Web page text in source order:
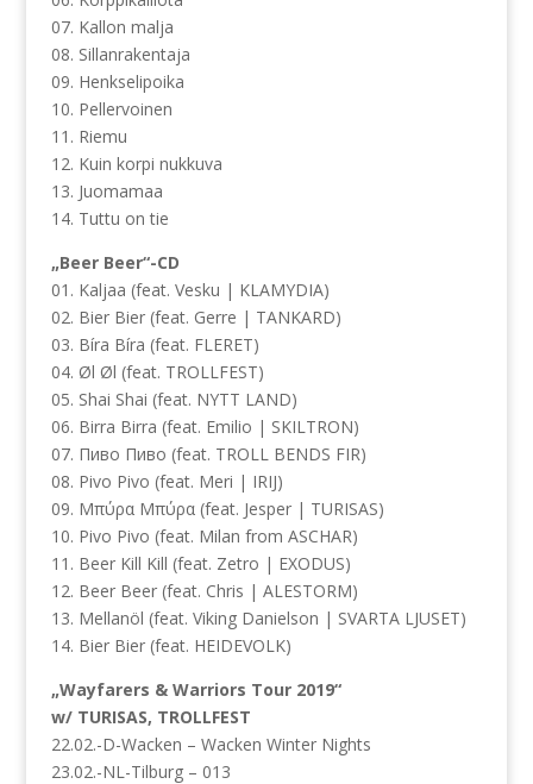
07. Kallon malja
08. Sillanrakentaja
09. Henkselipoika
10. Pellervoinen
11. Riemu
12. Kuin korpi nukkuva
13. Juomamaa
14. Tuttu on tie
„Beer Beer“-CD
01. Kaljaa (feat. Vesku | KLAMYDIA)
02. Bier Bier (feat. Gerre | TANKARD)
03. Bíra Bíra (feat. FLERET)
04. Øl Øl (feat. TROLLFEST)
05. Shai Shai (feat. NYTT LAND)
06. Birra Birra (feat. Emilio | SKILTRON)
07. Пиво Пиво (feat. TROLL BENDS FIR)
08. Pivo Pivo (feat. Meri | IRIJ)
09. Μπύρα Μπύρα (feat. Jesper | TURISAS)
10. Pivo Pivo (feat. Milan from ASCHAR)
11. Beer Kill Kill (feat. Zetro | EXODUS)
12. Beer Beer (feat. Chris | ALESTORM)
13. Mellanöl (feat. Viking Danielson | SVARTA LJUSET)
14. Bier Bier (feat. HEIDEVOLK)
„Wayfarers & Warriors Tour 2019“
w/ TURISAS, TROLLFEST
22.02.-D-Wacken – Wacken Winter Nights
23.02.-NL-Tilburg – 013